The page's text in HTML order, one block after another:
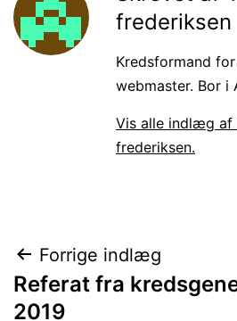
frederiksen
Kredsformand
webmaster. Bor i
Vis alle indlæg af
frederiksen.
Forrige indlæg
Referat fra
2019